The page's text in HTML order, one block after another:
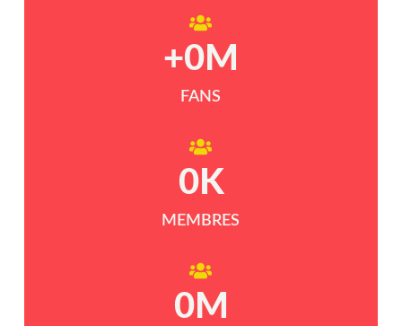
FANS
+0 M
MEMBRES
0K
0M